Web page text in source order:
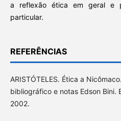
a reflexão ética em geral e
particular.
REFERÊNCIAS
ARISTÓTELES. Ética a
bibliográfico e notas Edson Bini.
2002.